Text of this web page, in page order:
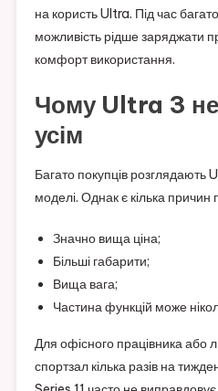
на користь Ultra. Під час
можливість рідше заряджати
комфорт використання.
Чому Ultra 3 не
усім
Багато покупців розглядають
моделі. Однак є кілька причин
Значно вища ціна;
Більші габарити;
Вища вага;
Частина функцій може
Для офісного працівника або
спортзал кілька разів на